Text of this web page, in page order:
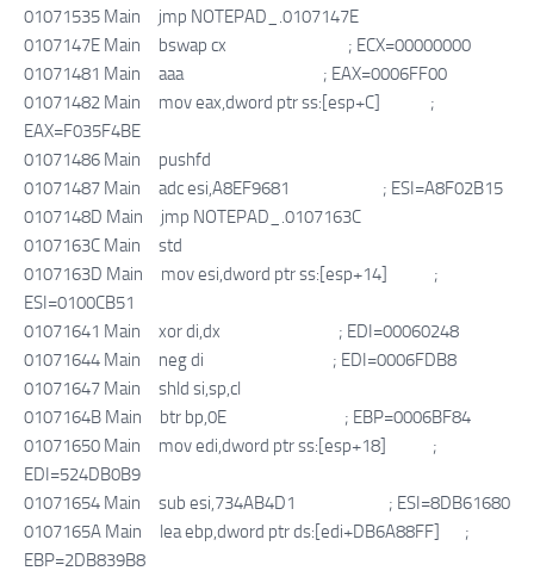
01071535 Main jmp NOTEPAD_.0107147E
0107147E Main bswap cx ; ECX=00000000
01071481 Main aaa ; EAX=0006FF00
01071482 Main mov eax,dword ptr ss:[esp+C] ;
EAX=F035F4BE
01071486 Main pushfd
01071487 Main adc esi,A8EF9681 ; ESI=A8F02B15
0107148D Main jmp NOTEPAD_.0107163C
0107163C Main std
0107163D Main mov esi,dword ptr ss:[esp+14] ;
ESI=0100CB51
01071641 Main xor di,dx ; EDI=00060248
01071644 Main neg di ; EDI=0006FDB8
01071647 Main shld si,sp,cl
0107164B Main btr bp,0E ; EBP=0006BF84
01071650 Main mov edi,dword ptr ss:[esp+18] ;
EDI=524DB0B9
01071654 Main sub esi,734AB4D1 ; ESI=8DB61680
0107165A Main lea ebp,dword ptr ds:[edi+DB6A88FF] ;
EBP=2DB839B8